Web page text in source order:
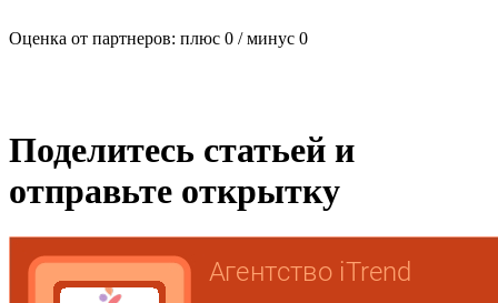
Оценка от партнеров: плюс 0 / минус 0
Поделитесь статьей и
отправьте открытку